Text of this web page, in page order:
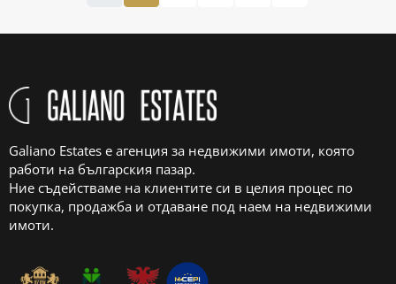
Galiano Estates е агенция за недвижими имоти, която
работи на българския пазар.
Ние съдействаме на клиентите си в целия процес по
покупка, продажба и отдаване под наем на недвижими
имоти.